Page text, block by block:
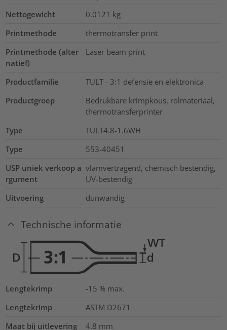
Nettogewicht
0.0121 kg
Printmethode
thermotransfer print
Printmethode (alter
natief)
Laser beam print
Productfamilie
TULT - 3:1 defensie en elektronica
Productgroep
Bedrukbare krimpkous, rolmateriaal,
thermotransferprinter
Type
TULT4.8-1.6WH
Type
553-40451
USP uniek verkoop a
rgument
vlamvertragend, chemisch bestendig,
UV-bestendig
Uitvoering
dunwandig
Technische informatie
Lengtekrimp
-15 % max.
Lengtekrimp
ASTM D2671
Maat bij uitlevering
4.8 mm